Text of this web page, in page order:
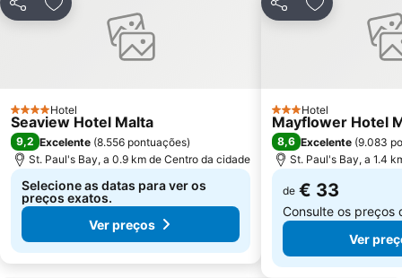
PartilharAdicionar aos favoritos
4 Estrelas
Hotel
Seaview Hotel Malta
9,2 Excelente (8.556 pontuações)
St. Paul's Bay, a 0.9 km de Centro da cidade
Selecione as datas para ver os
preços exatos.
Ver preços
PartilharAdicionar
3 Estrelas
Hotel
Mayflower Hotel
8,6 Excelente (9.083
St. Paul's Bay, a 1.4
de € 33
Consulte os preços
Ver